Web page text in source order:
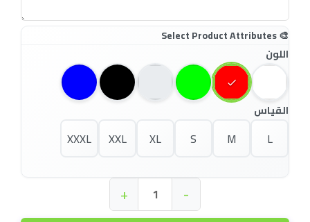
اللون
القياس
L
M
S
XL
XXL
XXXL
-
+